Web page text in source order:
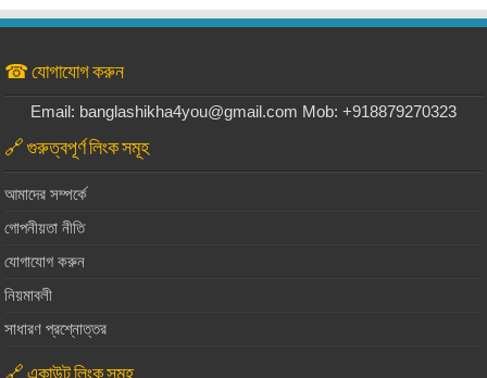
☎ যোগাযোগ করুন
Email: banglashikha4you@gmail.com Mob: +918879270323
🔗 গুরুত্বপূর্ণ লিংক সমূহ
আমাদের সম্পর্কে
গোপনীয়তা নীতি
যোগাযোগ করুন
নিয়মাবলী
সাধারণ প্রশ্নোত্তর